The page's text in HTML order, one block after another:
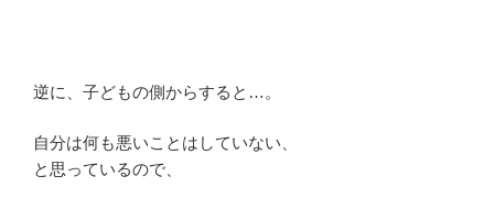
逆に、子どもの側からすると…。
自分は何も悪いことはしていない、
と思っているので、